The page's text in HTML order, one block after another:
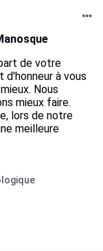
de votre
à vous
Nous
mieux faire.
lors de notre
meilleure